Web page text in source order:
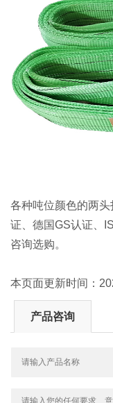
各种吨位颜色的两
证、德国GS认证、
咨询选购。
本页面更新时间：
产品咨询